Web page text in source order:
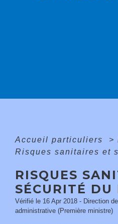
Accueil particuliers >
Risques sanitaires et
RISQUES
SÉCURITÉ DU
Vérifié le 16 Apr 2018 - Direction
administrative (Première ministre)